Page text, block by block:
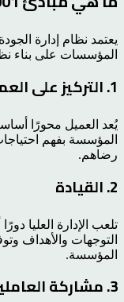
يعتمد نظام إدارة
المؤسسات على بناء
1. التركيز على العملاء
يُعد العميل محورًا
المؤسسة بفهم
رضاهم.
2. القيادة
تلعب الإدارة العليا
التوجهات والأهداف
المؤسسة.
3. مشاركة العاملين